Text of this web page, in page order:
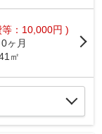
：10,000円 )
0ヶ月
㎡